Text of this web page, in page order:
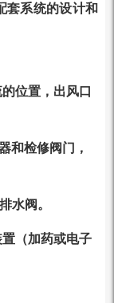
套系统的设计和
位置，出风口
和检修阀门，
水阀。
（加药或电子